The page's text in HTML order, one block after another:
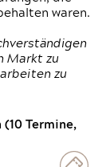
waren.
Markt zu
zu
Termine,